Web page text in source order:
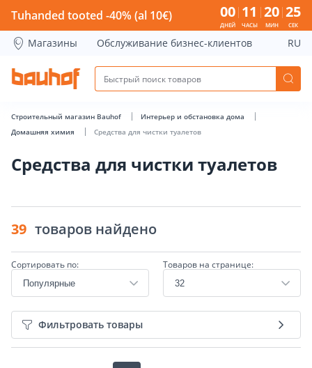
Средства для чистки туалетов - Bauhof has loaded
Tuhanded tooted -40% (al 10€) 00
ДНЕЙ
11
ЧАСЫ
20
МИН
24
СЕК
Магазины Обслуживание бизнес-клиентов RU
Строительный магазин Bauhof
Интерьер и обстановка дома
Домашняя химия
Средства для чистки туалетов
Средства для чистки туалетов
39 товаров найдено
Сортировать по: Товаров на странице:
Фильтровать товары